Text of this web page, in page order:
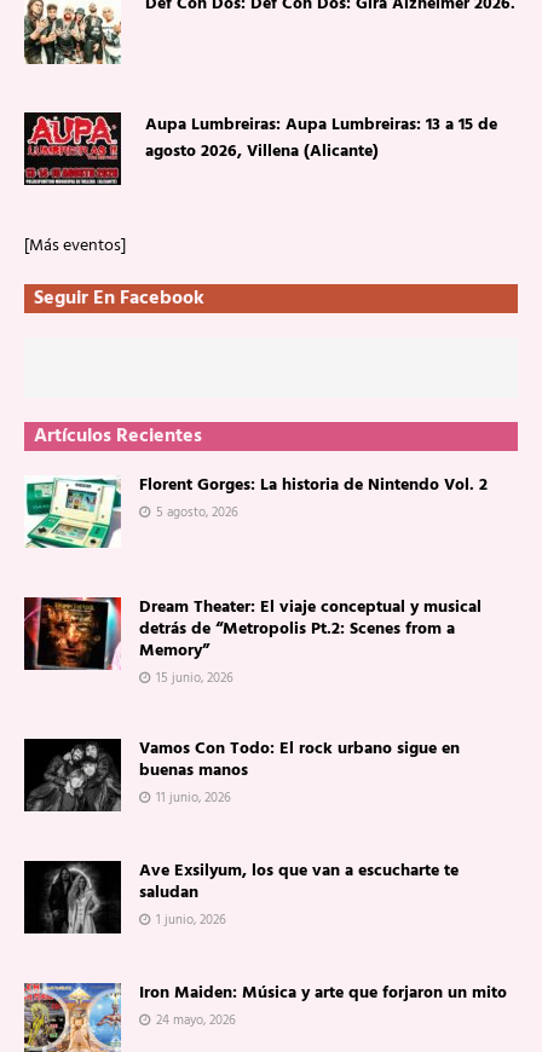
Aupa Lumbreiras: Aupa Lumbreiras: 13 a 15 de
agosto 2026, Villena (Alicante)
[Más eventos]
Seguir En Facebook
Artículos Recientes
Florent Gorges: La historia de Nintendo Vol. 2
5 agosto, 2026
Dream Theater: El viaje conceptual y musical
detrás de “Metropolis Pt.2: Scenes from a
Memory”
15 junio, 2026
Vamos Con Todo: El rock urbano sigue en
buenas manos
11 junio, 2026
Ave Exsilyum, los que van a escucharte te
saludan
1 junio, 2026
Iron Maiden: Música y arte que forjaron un mito
24 mayo, 2026